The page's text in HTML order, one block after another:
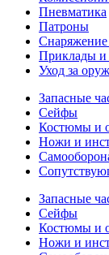
Пневматика
Патроны
Снаряжение
Приклады
Уход за
Запасные
Сейфы
Костюмы и
Ножи и
Запасные
Сейфы
Костюмы и
Ножи и